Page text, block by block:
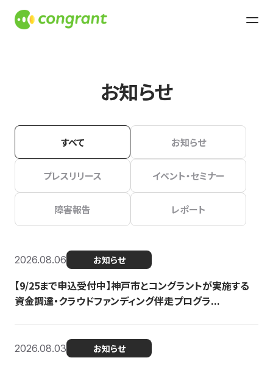
お知らせ
すべて お知らせ
プレスリリース イベント・セミナー
障害報告 レポート
2026.08.06 お知らせ
【9/25まで申込受付中】神戸市とコングラントが実施する
資金調達・クラウドファンディング伴走プログラ...
2026.08.03 お知らせ